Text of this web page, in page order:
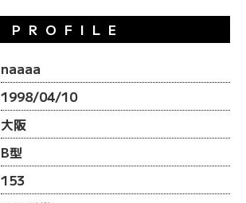
naaaa
1998/04/10
大阪
B型
153
PROFILE